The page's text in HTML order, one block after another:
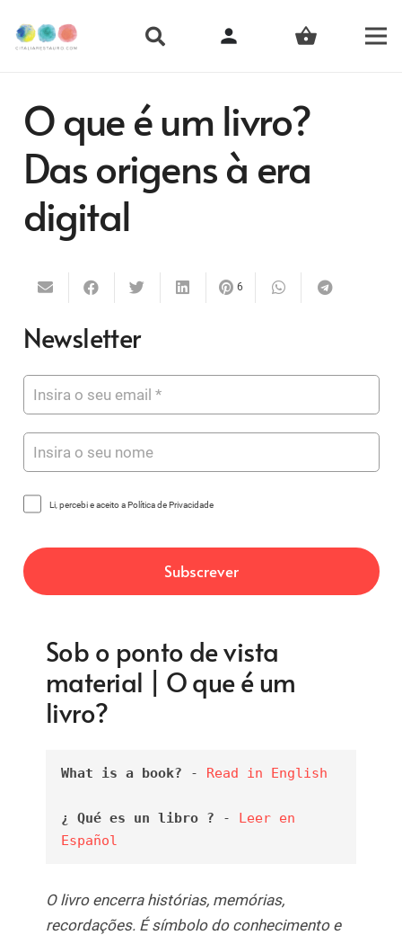
person shopping_basket
O que é um livro?
Das origens à era
digital
6
Newsletter
Li, percebi e aceito a Política de Privacidade
Sob o ponto de vista
material | O que é um
livro?
What is a book? - Read in English
¿ Qué es un libro ? - Leer en
Español
O livro encerra histórias, memórias,
recordações. É símbolo do conhecimento e